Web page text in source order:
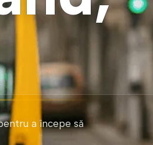
a începe să